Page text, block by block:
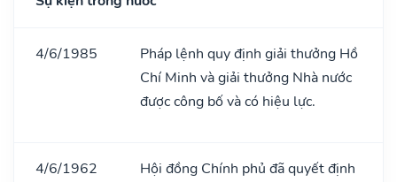
4/6/1985
Pháp lệnh quy định giải thưởng Hồ
Chí Minh và giải thưởng Nhà nước
được công bố và có hiệu lực.
4/6/1962
Hội đồng Chính phủ đã quyết định